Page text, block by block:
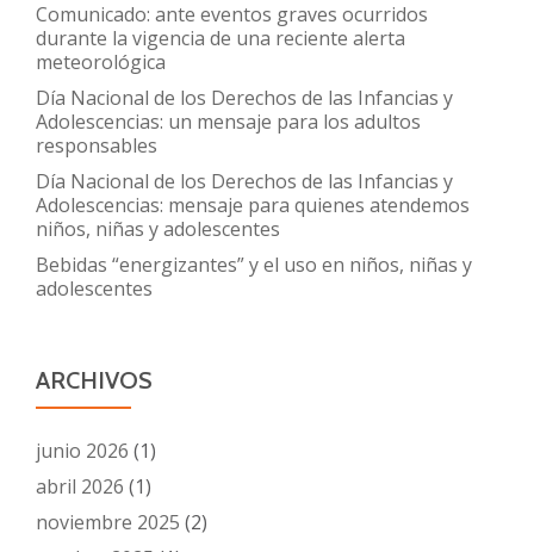
Comunicado: ante eventos graves ocurridos
durante la vigencia de una reciente alerta
meteorológica
Día Nacional de los Derechos de las Infancias y
Adolescencias: un mensaje para los adultos
responsables
Día Nacional de los Derechos de las Infancias y
Adolescencias: mensaje para quienes atendemos
niños, niñas y adolescentes
Bebidas “energizantes” y el uso en niños, niñas y
adolescentes
ARCHIVOS
junio 2026 (1)
abril 2026 (1)
noviembre 2025 (2)